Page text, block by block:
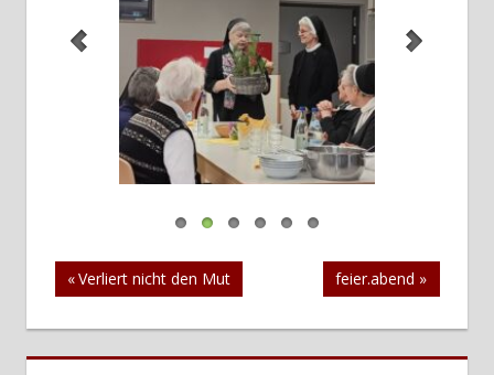
Beitragsnavigation
Vorheriger
Beitrag:
Verliert nicht den Mut
Nächster
Beitrag:
feier.abend